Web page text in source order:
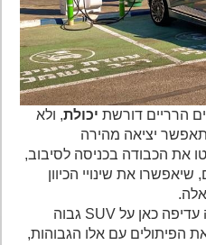
הרריים דורשתיכולת, ולא
יציאה מהירה
את הכבודה בכניסה לסיבוב,
את שינויי הכיוון
ככלל, מכונית קלה ונמוכה תהיה עדיפה כאן על SUV גבוה
עם אלו הגבוהות,